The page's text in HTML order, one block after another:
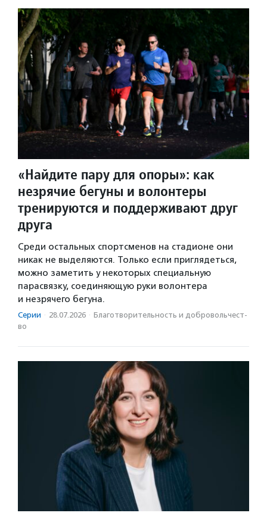
«Найдите пару для опоры»: как
незрячие бегуны и волонтеры
тренируются и поддерживают друг
друга
Среди остальных спортсменов на стадионе они
никак не выделяются. Только если приглядеться,
можно заметить у некоторых специальную
парасвязку, соединяющую руки волонтера
и незрячего бегуна.
Серии · 28.07.2026 · Благотвори­тель­ность и доброволь­чест­
во